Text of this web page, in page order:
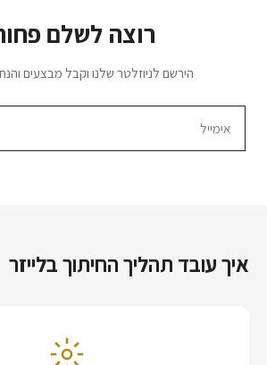
רוצה לשלם
הירשם לניוזלטר שלנו וקבל מבצעים
איך עובד תהליך החיתוך בלייזר